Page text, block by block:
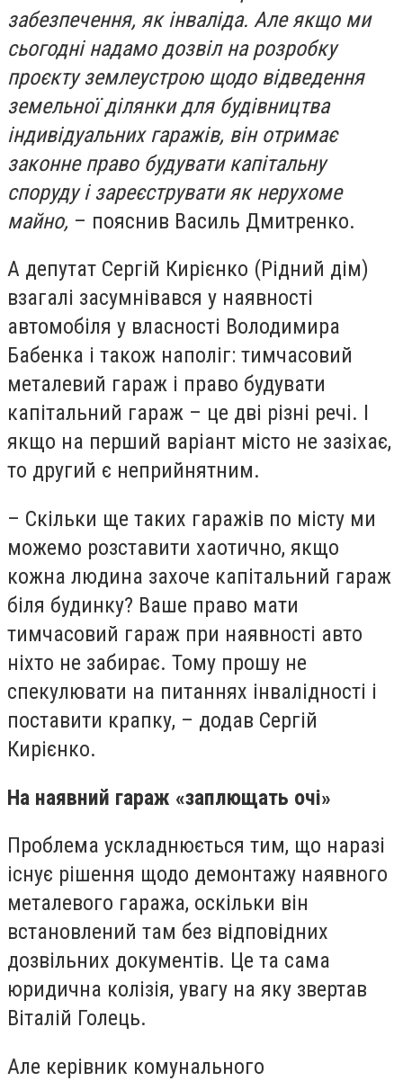
забезпечення, як інваліда. Але якщо ми
сьогодні надамо дозвіл на розробку
проєкту землеустрою щодо відведення
земельної ділянки для будівництва
індивідуальних гаражів, він отримає
законне право будувати капітальну
споруду і зареєструвати як нерухоме
майно, – пояснив Василь Дмитренко.
А депутат Сергій Кирієнко (Рідний дім)
взагалі засумнівався у наявності
автомобіля у власності Володимира
Бабенка і також наполіг: тимчасовий
металевий гараж і право будувати
капітальний гараж – це дві різні речі. І
якщо на перший варіант місто не зазіхає,
то другий є неприйнятним.
– Скільки ще таких гаражів по місту ми
можемо розставити хаотично, якщо
кожна людина захоче капітальний гараж
біля будинку? Ваше право мати
тимчасовий гараж при наявності авто
ніхто не забирає. Тому прошу не
спекулювати на питаннях інвалідності і
поставити крапку, – додав Сергій
Кирієнко.
На наявний гараж «заплющать очі»
Проблема ускладнюється тим, що наразі
існує рішення щодо демонтажу наявного
металевого гаража, оскільки він
встановлений там без відповідних
дозвільних документів. Це та сама
юридична колізія, увагу на яку звертав
Віталій Голець.
Але керівник комунального